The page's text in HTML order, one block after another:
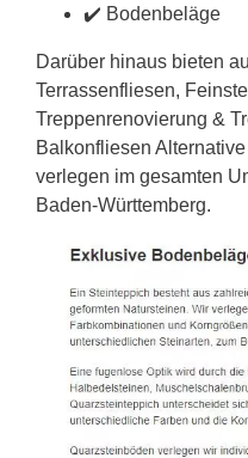
✔️ Bodenbeläge
Darüber hinaus bieten
Terrassenfliesen,
Treppenrenovierung &
Balkonfliesen
verlegen im gesamten
Baden-Württemberg.